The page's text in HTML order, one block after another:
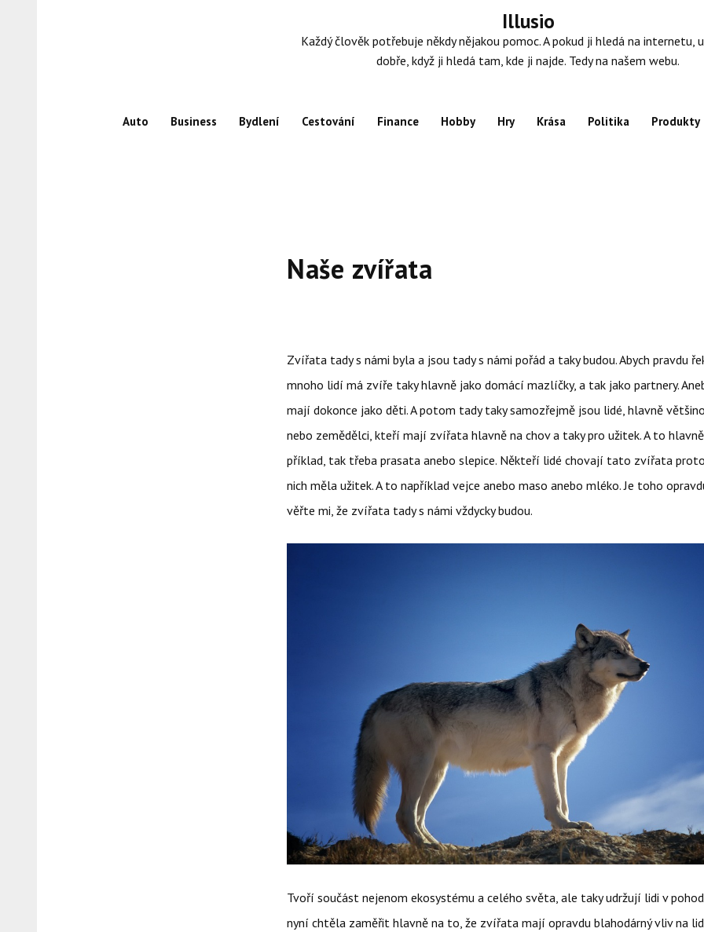
Illusio
Každý člověk potřebuje někdy nějakou pomoc. A pokud ji hledá na internetu,
dobře, když ji hledá tam, kde ji najde. Tedy na našem webu.
Auto Business Bydlení Cestování Finance Hobby Hry Krása Politika Produkty
Naše zvířata
Zvířata tady s námi byla a jsou tady s námi pořád a taky budou. Abych pravdu
mnoho lidí má zvíře taky hlavně jako domácí mazlíčky, a tak jako partnery.
mají dokonce jako děti. A potom tady taky samozřejmě jsou lidé, hlavně
nebo zemědělci, kteří mají zvířata hlavně na chov a taky pro užitek. A to
příklad, tak třeba prasata anebo slepice. Někteří lidé chovají tato zvířata
nich měla užitek. A to například vejce anebo maso anebo mléko. Je toho
věřte mi, že zvířata tady s námi vždycky budou.
Tvoří součást nejenom ekosystému a celého světa, ale taky udržují lidi v
nyní chtěla zaměřit hlavně na to, že zvířata mají opravdu blahodárný vliv na